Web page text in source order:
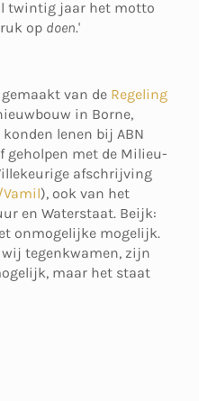
twintig jaar het motto
op doen.'
van de Regeling
in Borne,
lenen bij ABN
geholpen met de Milieu-
afschrijving
Vamil), ook van het
en Waterstaat. Beijk:
onmogelijke mogelijk.
tegenkwamen, zijn
maar het staat